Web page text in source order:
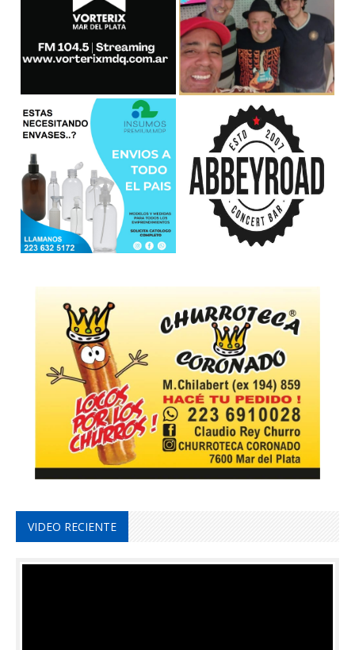
VIDEO RECIENTE